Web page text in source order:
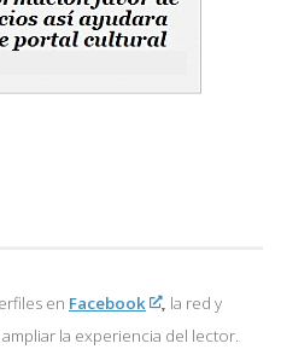
en Facebook , la red y
la experiencia del lector.